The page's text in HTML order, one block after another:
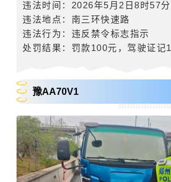
违法时间： 2026年5月2日8时57分
违法地点： 南三环快速路
违法行为：违反禁令标志指示
处罚结果：罚款100元，驾驶证记1
豫AA70V1